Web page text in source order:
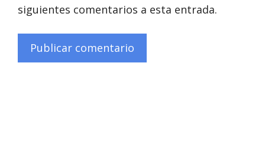
siguientes comentarios a esta entrada.